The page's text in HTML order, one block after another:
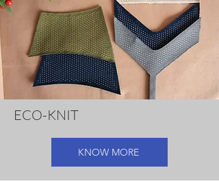
ECO-KNIT
KNOW MORE